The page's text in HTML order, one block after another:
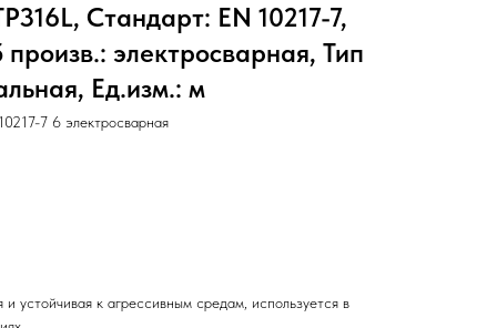
Стандарт: EN 10217-7,
электросварная, Тип
Ед.изм.: м
7 6 электросварная
устойчивая к агрессивным средам, используется в